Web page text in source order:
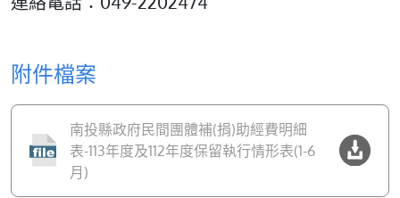
附件檔案
南投縣政府民間團體補(捐)助經費明細
表-113年度及112年度保留執行情形表(1-6
月)